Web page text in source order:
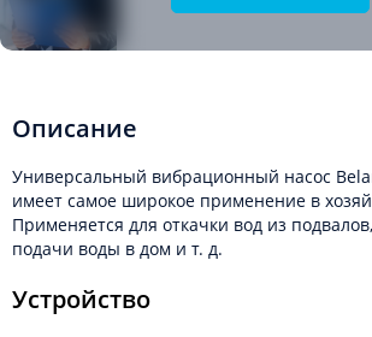
Описание
Универсальный вибрационный насос
имеет самое широкое применение в
Применяется для откачки вод из
подачи воды в дом и т. д.
Устройство